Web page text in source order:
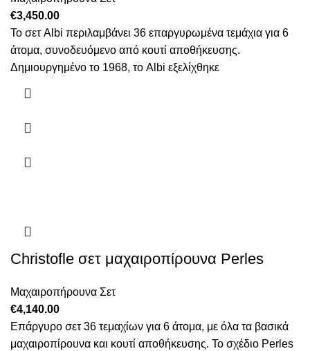
€3,450.00
Το σετ Albi περιλαμβάνει 36 επαργυρωμένα τεμάχια για 6
άτομα, συνοδευόμενο από κουτί αποθήκευσης.
Δημιουργημένο το 1968, το Albi εξελίχθηκε
Christofle σετ μαχαιροπίρουνα Perles
Μαχαιροπήρουνα Σετ
€4,140.00
Επάργυρο σετ 36 τεμαχίων για 6 άτομα, με όλα τα βασικά
μαχαιροπίρουνα και κουτί αποθήκευσης. Το σχέδιο Perles